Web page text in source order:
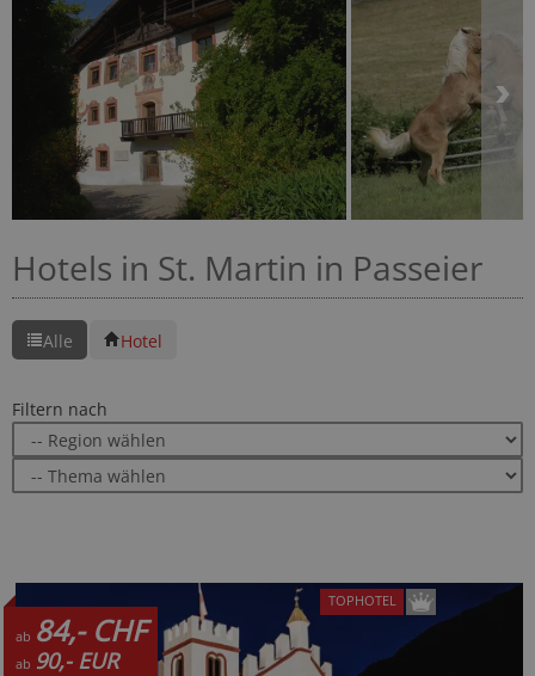
Hotels in St. Martin in Passeier
Alle Hotel
Filtern nach
ab 84,- CHF
ab 90,- EUR
TOPHOTEL